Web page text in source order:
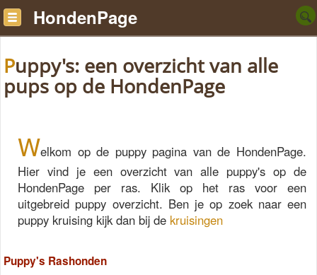
HondenPage
Puppy's: een overzicht van alle
pups op de HondenPage
Welkom op de puppy pagina van de HondenPage.
Hier vind je een overzicht van alle puppy's op de
HondenPage per ras. Klik op het ras voor een
uitgebreid puppy overzicht. Ben je op zoek naar een
puppy kruising kijk dan bij de kruisingen
Puppy's Rashonden